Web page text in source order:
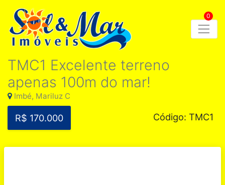
0
TMC1 Excelente terreno
apenas 100m do mar!
Imbé, Mariluz C
Código: TMC1
R$ 170.000